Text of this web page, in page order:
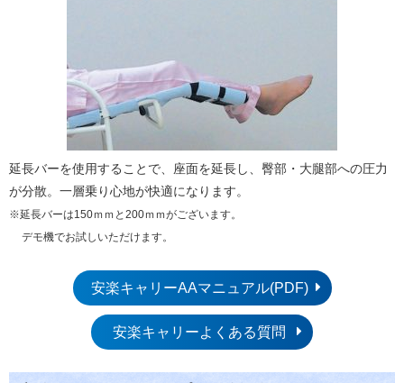
延長バーを使用することで、座面を延長し、臀部・大腿部への圧力
が分散。一層乗り心地が快適になります。
※延長バーは150ｍｍと200ｍｍがございます。
デモ機でお試しいただけます。
安楽キャリーAAマニュアル(PDF)
安楽キャリーよくある質問